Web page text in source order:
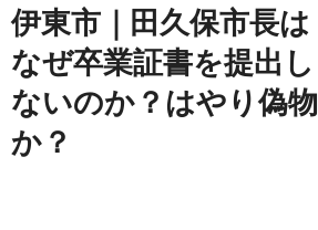
伊東市｜田久保市長は
なぜ卒業証書を提出し
ないのか？はやり偽物
か？